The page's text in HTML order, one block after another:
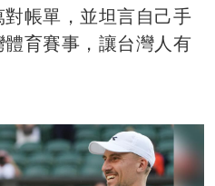
帳單，並坦言自己手
育賽事，讓台灣人有